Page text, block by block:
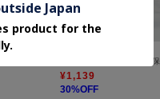
¥1,139
30%OFF